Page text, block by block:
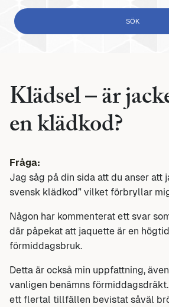
Klädsel – är
en klädkod?
Fråga:
Jag såg på din sida att du anser att
svensk klädkod” vilket förbryllar
Någon har kommenterat ett svar
där påpekat att jaquette är en
förmiddagsbruk.
Detta är också min uppfattning,
vanligen benämns
ett flertal tillfällen bevistat såväl